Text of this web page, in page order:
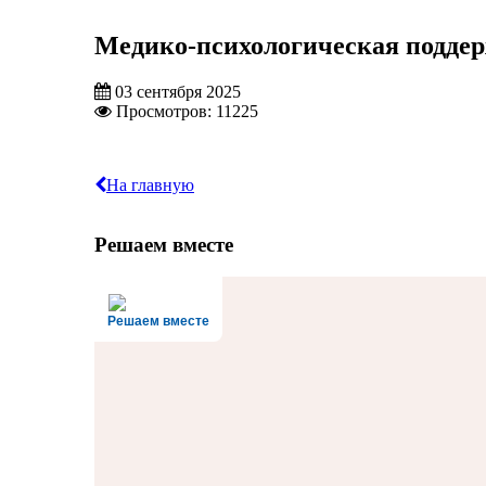
Медико-психологическая
03 сентября 2025
Просмотров: 11225
На главную
Решаем вместе
Решаем вместе